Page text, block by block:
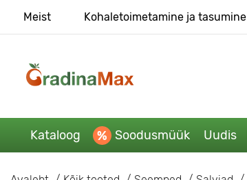
Meist Kohaletoimetamine ja tasumine
Kataloog Soodusmüük Uudis